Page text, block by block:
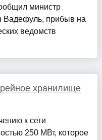
министр
Вадефуль, прибыв на
ведомств
хранилище
к сети
250 МВт, которое